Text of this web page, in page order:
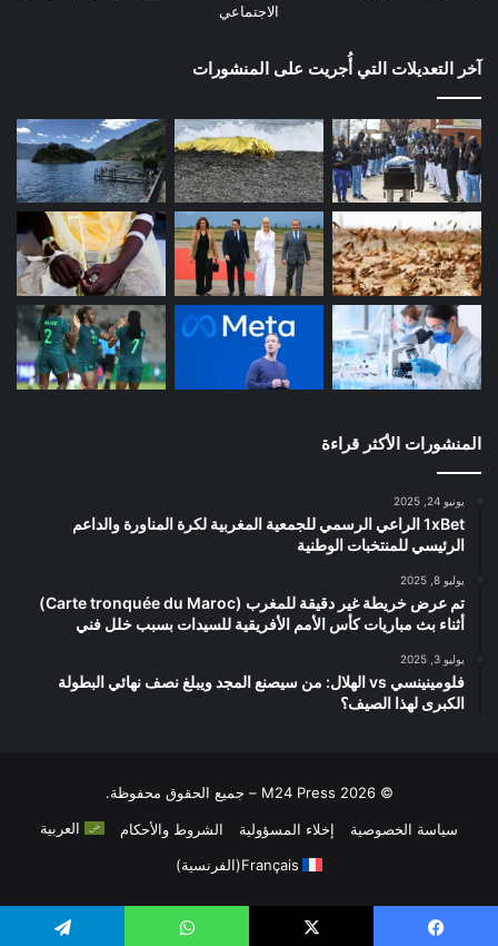
الاجتماعي
آخر التعديلات التي أُجريت على المنشورات
المنشورات الأكثر قراءة
يونيو 24, 2025
1xBet الراعي الرسمي للجمعية المغربية لكرة المناورة والداعم
الرئيسي للمنتخبات الوطنية
يوليو 8, 2025
تم عرض خريطة غير دقيقة للمغرب (Carte tronquée du Maroc)
أثناء بث مباريات كأس الأمم الأفريقية للسيدات بسبب خلل فني
يوليو 3, 2025
فلومينينسي vs الهلال: من سيصنع المجد ويبلغ نصف نهائي البطولة
الكبرى لهذا الصيف؟
© 2026 M24 Press – جميع الحقوق محفوظة.
سياسة الخصوصية إخلاء المسؤولية الشروط والأحكام العربية
Français
(الفرنسية)